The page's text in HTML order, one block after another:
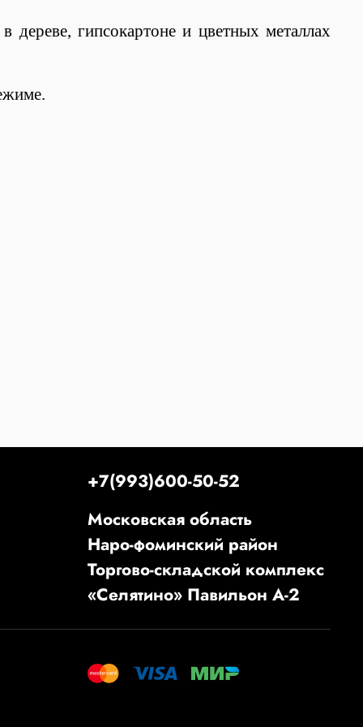
дереве, гипсокартоне и цветных металлах
+7(993)600-50-52
Московская область
Наро-фоминский район
Торгово-складской комплекс
«Селятино» Павильон А-2